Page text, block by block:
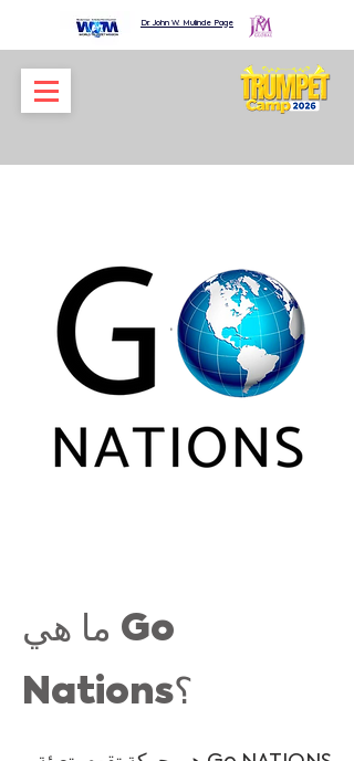
Dr. John W. Mulinde Page
ما هي Go
Nations؟